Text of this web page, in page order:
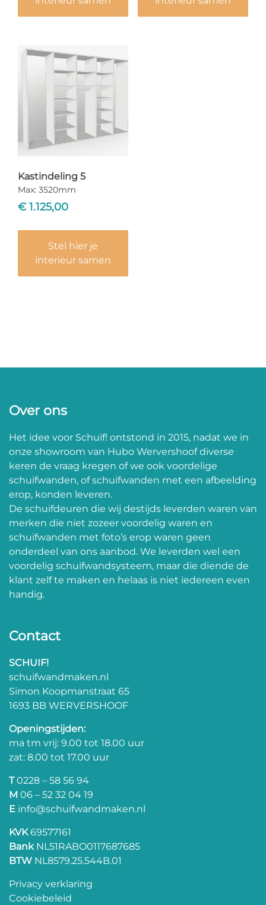
Kastindeling 5
Max: 3520mm
€1.125,00
Stel hier je
interieur samen
Over ons
Het idee voor Schuif! ontstond in 2015, nadat we in
onze showroom van Hubo Wervershoof diverse
keren de vraag kregen of we ook voordelige
schuifwanden, of schuifwanden met een afbeelding
erop, konden leveren.
De schuifdeuren die wij destijds leverden waren van
merken die niet zozeer voordelig waren en
schuifwanden met foto’s erop waren geen
onderdeel van ons aanbod. We leverden wel een
voordelig schuifwandsysteem, maar die diende de
klant zelf te maken en helaas is niet iedereen even
handig.
Contact
SCHUIF!
schuifwandmaken.nl
Simon Koopmanstraat 65
1693 BB WERVERSHOOF
Openingstijden:
ma tm vrij: 9.00 tot 18.00 uur
zat: 8.00 tot 17.00 uur
T0228 – 58 56 94
M 06 – 52 32 04 19
E info@schuifwandmaken.nl
KVK69577161
BankNL51RABO0117687685
BTW NL8579.25.544B.01
Privacy verklaring
Cookiebeleid